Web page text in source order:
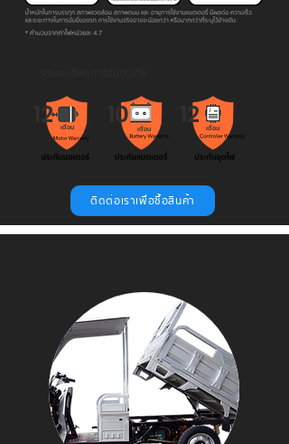
10 12
12 เดือน เดือน
เดือน
ติดต่อเราเพื่อซื้อสินค้า